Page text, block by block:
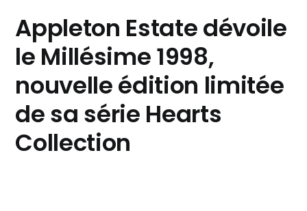
Appleton Estate dévoile
le Millésime 1998,
nouvelle édition limitée
de sa série Hearts
Collection